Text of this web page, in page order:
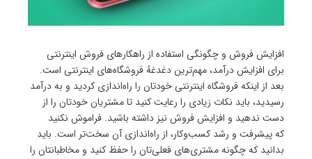
افزایش فروش و چگونگی استفاده از راهکارهای فروش اینترنتی
برای افزایش درآمد، مهم‌ترین دغدغهٔ فروشگاه‌های اینترنتی است.
بعد از اینکه فروشگاه اینترنتی خودتان را راه‌اندازی کردید و به درآمد
رسیدید، باید نکات زیادی را رعایت کنید تا مشتریان خودتان را از
دست ندهید و افزایش فروش نیز داشته باشید. فراموش نکنید
که پیشرفت و رشد کسب‌وکار، از راه‌اندازی آن سخت‌تر است. باید
بدانید که چگونه مشتری‌های فعلی‌تان را حفظ کنید و مخاطبانتان را